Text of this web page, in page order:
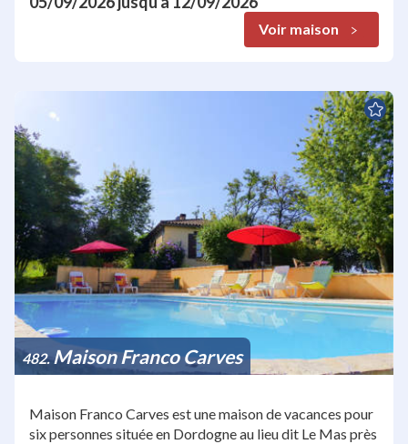
Voir maison
482 Maison Franco Carves
Maison Franco Carves est une maison de vacances pour
six personnes située en Dordogne au lieu dit Le Mas près